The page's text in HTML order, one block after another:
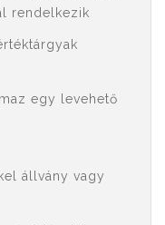
rendelkezik
egy levehető
állvány vagy